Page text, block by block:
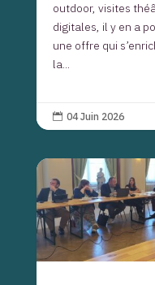
outdoor, visites
digitales, il y en a
une offre qui
la...
 04 Juin 2026